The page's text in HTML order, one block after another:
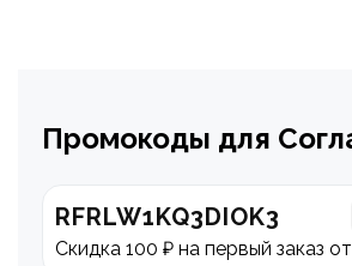
Промокоды для
RFRLW1KQ3DIOK3
Скидка 100 ₽ на первый заказ